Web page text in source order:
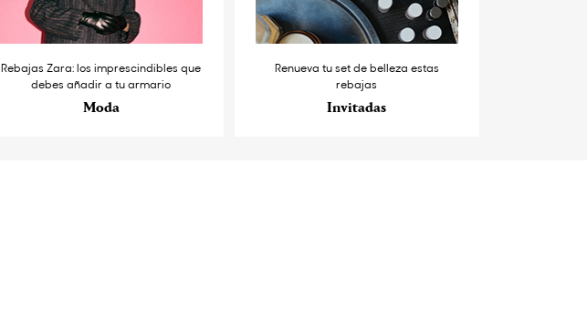
Rebajas Zara: los imprescindibles que
debes añadir a tu armario
Moda
Renueva tu set de belleza estas
rebajas
Invitadas